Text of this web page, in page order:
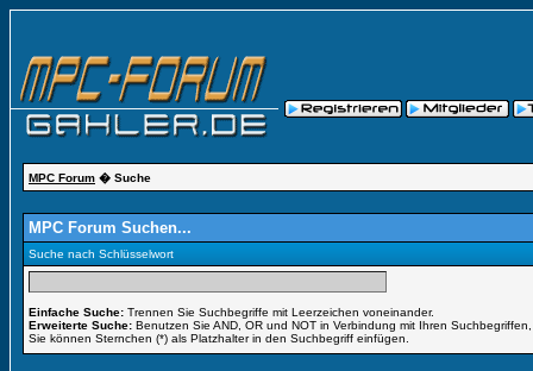
MPC Forum � Suche
MPC Forum Suchen...
Suche nach Schlüsselwort
Einfache Suche: Trennen Sie Suchbegriffe mit Leerzeichen voneinander.
Erweiterte Suche: Benutzen Sie AND, OR und NOT in Verbindung mit Ihren
Sie können Sternchen (*) als Platzhalter in den Suchbegriff einfügen.